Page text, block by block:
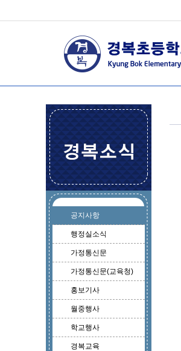
공지사항
행정실소식
가정통신문
가정통신문(교육청)
홍보기사
월중행사
학교행사
경복교육